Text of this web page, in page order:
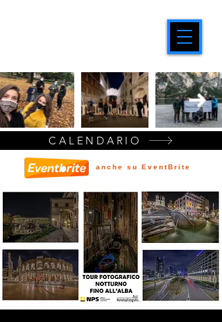
CALENDARIO
anche su EventBrite